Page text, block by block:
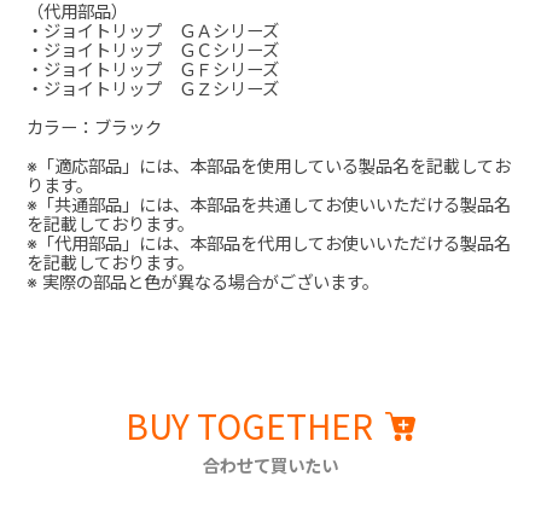
（代用部品）
・ジョイトリップ ＧＡシリーズ
・ジョイトリップ ＧＣシリーズ
・ジョイトリップ ＧＦシリーズ
・ジョイトリップ ＧＺシリーズ
カラー：ブラック
※「適応部品」には、本部品を使用している製品名を記載してお
ります。
※「共通部品」には、本部品を共通してお使いいただける製品名
を記載しております。
※「代用部品」には、本部品を代用してお使いいただける製品名
を記載しております。
※ 実際の部品と色が異なる場合がございます。
BUY TOGETHER
合わせて買いたい